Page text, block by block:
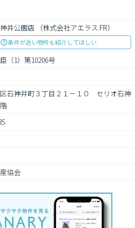
井公園店 （株式会社アエラス.FR）
条件が近い物件も紹介してほしい
（1）第10206号
石神井町３丁目２１－１０　セリオ石神
協会